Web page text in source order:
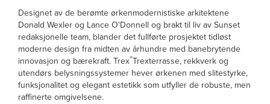
Designet av de berømte ørkenmodernistiske arkitektene
Donald Wexler og Lance O'Donnell og brakt til liv av Sunset
redaksjonelle team, blander det fullførte prosjektet tidløst
moderne design fra midten av århundre med banebrytende
innovasjon og bærekraft. Trex®Trexterrasse, rekkverk og
utendørs belysningssystemer hever ørkenen med slitestyrke,
funksjonalitet og elegant estetikk som utfyller de robuste, men
raffinerte omgivelsene.